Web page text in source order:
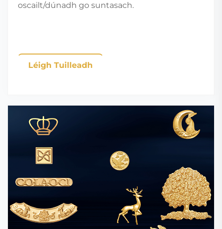
oscailt/dúnadh go suntasach.
Léigh Tuilleadh